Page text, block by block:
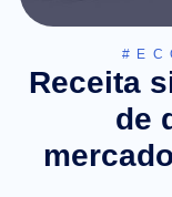
Receita
de